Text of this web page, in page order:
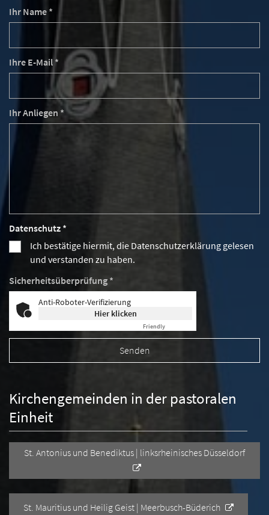
Ihr Name *
Ihre E-Mail *
Ihr Anliegen *
Datenschutz *
Ich bestätige hiermit, die Datenschutzerklärung gelesen
und verstanden zu haben.
Sicherheitsüberprüfung *
Anti-Roboter-Verifizierung
Hier klicken
Friendly
Kirchengemeinden in der pastoralen
Einheit
St. Antonius und Benediktus | linksrheinisches Düsseldorf
St. Mauritius und Heilig Geist | Meerbusch-Büderich